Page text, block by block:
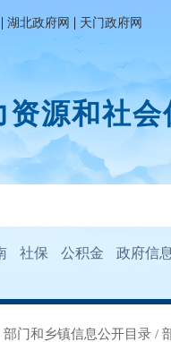
| 湖北政府网 | 天门政府网
资源和社
社保 公积金 政府信
部门和乡镇信息公开目录 /